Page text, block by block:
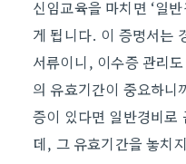
신임교육을 마치면 ‘일
게 됩니다. 이 증명서는
서류이니, 이수증 관리
의 유효기간이 중요하
증이 있다면 일반경비로
데, 그 유효기간을 놓치